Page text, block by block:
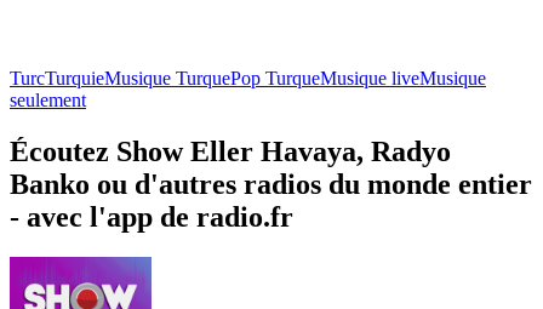
TurcTurquieMusique TurquePop TurqueMusique liveMusique
seulement
Écoutez Show Eller Havaya, Radyo
Banko ou d'autres radios du monde entier
- avec l'app de radio.fr